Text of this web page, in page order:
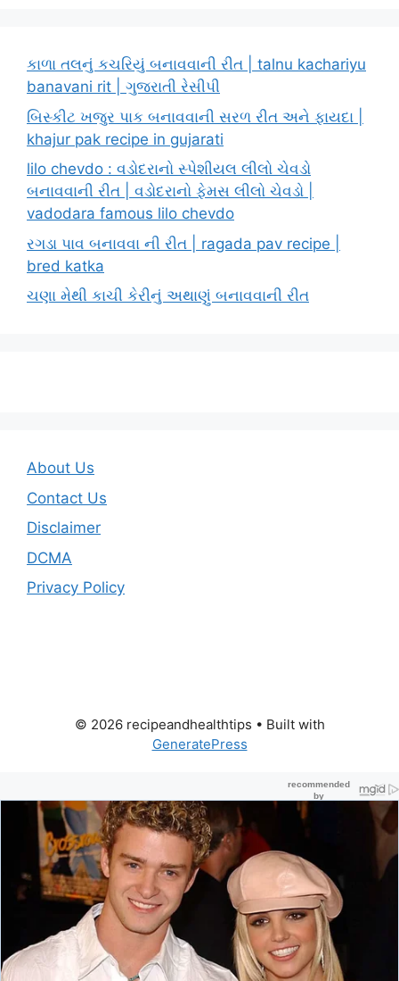
કાળા તલનું કચરિયું બનાવવાની રીત | talnu kachariyu
banavani rit | ગુજરાતી રેસીપી
બિસ્કીટ ખજુર પાક બનાવવાની સરળ રીત અને ફાયદા |
khajur pak recipe in gujarati
lilo chevdo : વડોદરાનો સ્પેશીયલ લીલો ચેવડો
બનાવવાની રીત | વડોદરાનો ફેમસ લીલો ચેવડો |
vadodara famous lilo chevdo
રગડા પાવ બનાવવા ની રીત | ragada pav recipe |
bred katka
ચણા મેથી કાચી કેરીનું અથાણું બનાવવાની રીત
About Us
Contact Us
Disclaimer
DCMA
Privacy Policy
© 2026 recipeandhealthtips • Built with
GeneratePress